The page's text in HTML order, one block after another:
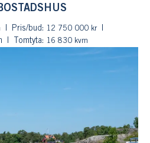
Pris/bud:
12 750 000 kr
Tomtyta: 16 830 kvm